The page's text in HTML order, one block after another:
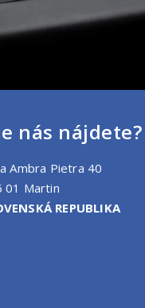
nás nájdete?
Ambra Pietra 40
01 Martin
REPUBLIKA